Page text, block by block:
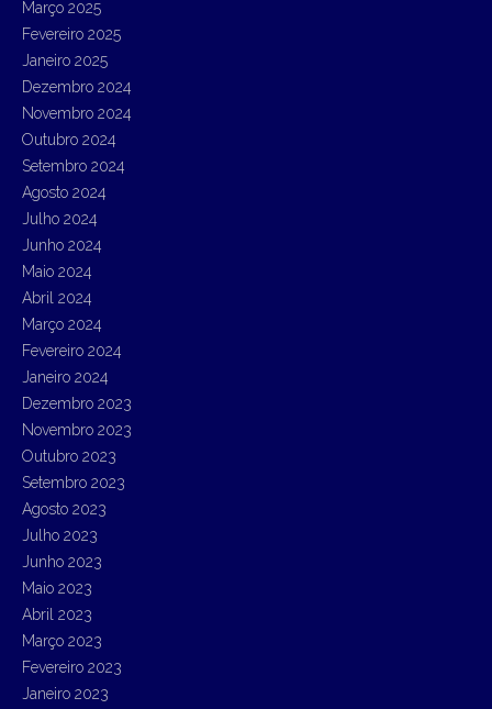
Março 2025
Fevereiro 2025
Janeiro 2025
Dezembro 2024
Novembro 2024
Outubro 2024
Setembro 2024
Agosto 2024
Julho 2024
Junho 2024
Maio 2024
Abril 2024
Março 2024
Fevereiro 2024
Janeiro 2024
Dezembro 2023
Novembro 2023
Outubro 2023
Setembro 2023
Agosto 2023
Julho 2023
Junho 2023
Maio 2023
Abril 2023
Março 2023
Fevereiro 2023
Janeiro 2023